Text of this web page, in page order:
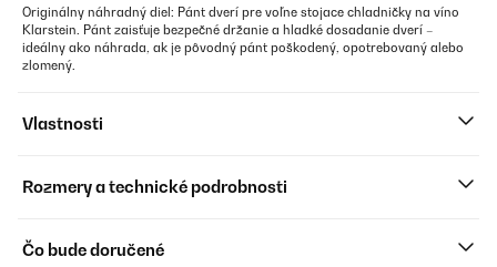
Originálny náhradný diel: Pánt dverí pre voľne stojace chladničky na víno
Klarstein. Pánt zaisťuje bezpečné držanie a hladké dosadanie dverí –
ideálny ako náhrada, ak je pôvodný pánt poškodený, opotrebovaný alebo
zlomený.
Vlastnosti
Rozmery a technické podrobnosti
Čo bude doručené